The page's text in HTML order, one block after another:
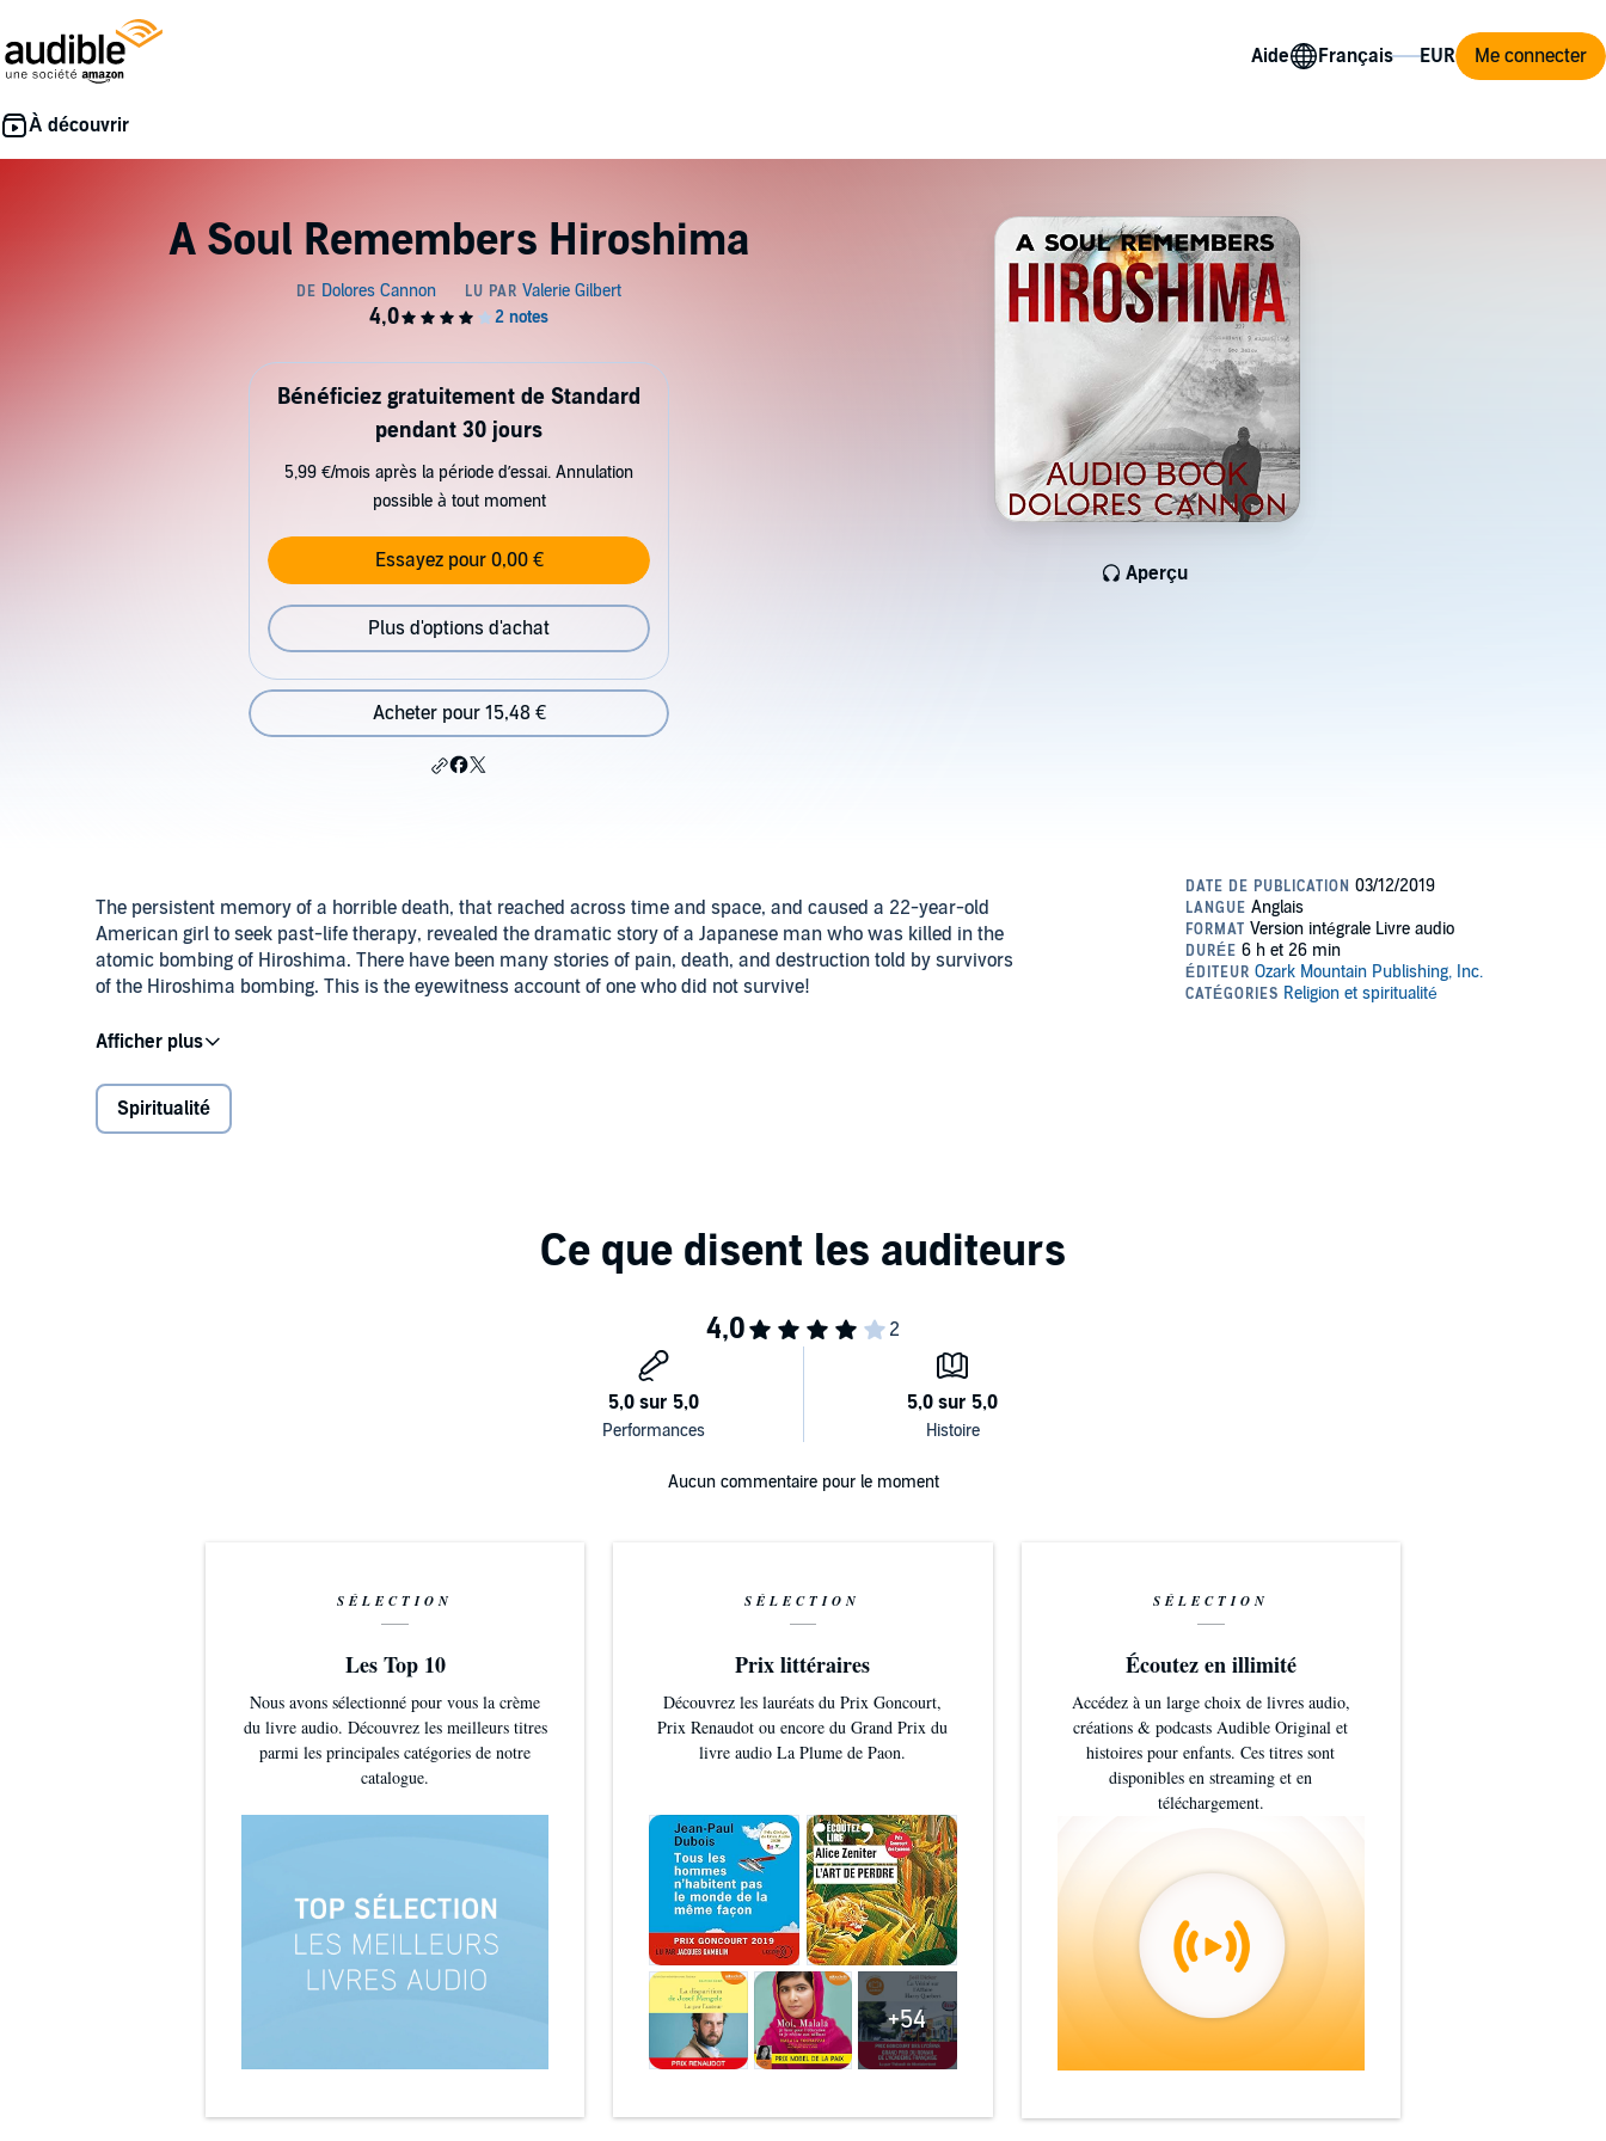
Aide Me connecter
A Soul Remembers Hiroshima
Aperçu
Bénéficiez gratuitement de Standard
pendant 30 jours
5,99 €/mois après la période d’essai. Annulation
possible à tout moment
Essayez pour 0,00 €
Plus d'options d'achat
Acheter pour 15,48 €
The persistent memory of a horrible death, that reached across time and space, and caused a 22-year-old
American girl to seek past-life therapy, revealed the dramatic story of a Japanese man who was killed in the
atomic bombing of Hiroshima. There have been many stories of pain, death, and destruction told by survivors
of the Hiroshima bombing. This is the eyewitness account of one who did not survive!
This case revealed startling information about the Japanese side of the war. Research into the bombing also
revealed terrible truths that the public was not aware of at the time of this dramatic ending of World War II.
©1993 Dolores Cannon (P)2019 Dolores Cannon
Spiritualité
Aucun commentaire pour le moment
SÉLECTION
Les Top 10
Nous avons sélectionné pour vous la crème
du livre audio. Découvrez les meilleurs titres
parmi les principales catégories de notre
catalogue.
SÉLECTION
Prix littéraires
Découvrez les lauréats du Prix Goncourt,
Prix Renaudot ou encore du Grand Prix du
livre audio La Plume de Paon.
+54
SÉLECTION
Écoutez en illimité
Accédez à un large choix de livres audio,
créations & podcasts Audible Original et
histoires pour enfants. Ces titres sont
disponibles en streaming et en
téléchargement.